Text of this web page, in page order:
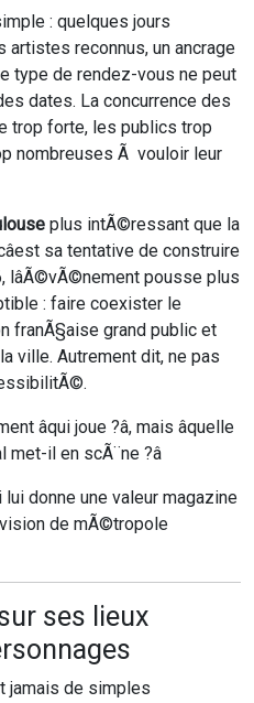
: quelques jours
artistes reconnus, un ancrage
type de rendez-vous ne peut
dates. La concurrence des
trop forte, les publics trop
nombreuses Ã vouloir leur
plus intÃ©ressant que la
sa tentative de construire
pousse plus
: faire coexister le
franÃ§aise grand public et
ville. Autrement dit, ne pas
âqui joue ?â, mais âquelle
il en scÃ¨ne ?â
lui donne une valeur magazine
vision de mÃ©tropole
sur ses lieux
jamais de simples